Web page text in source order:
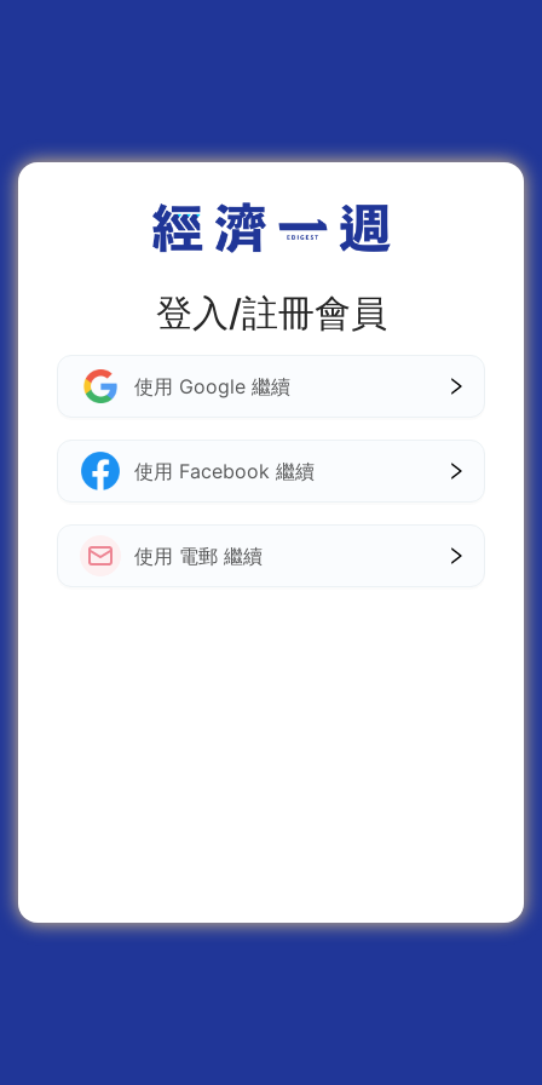
登入/註冊會員
使用 Google 繼續
使用 Facebook 繼續
使用 電郵 繼續